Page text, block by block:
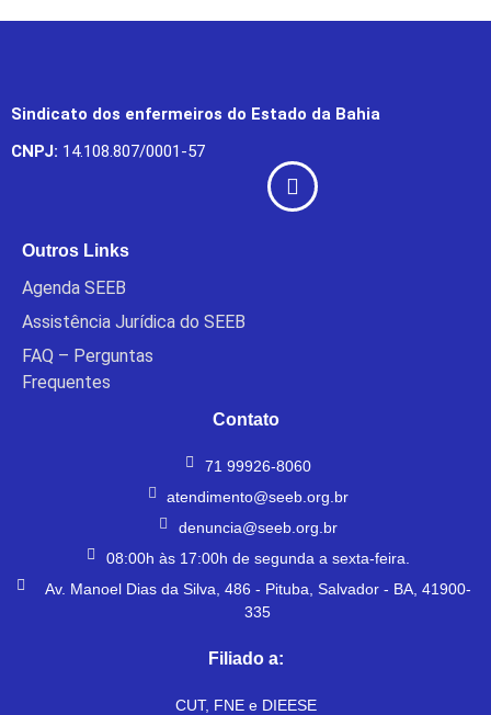
Sindicato dos enfermeiros do Estado da Bahia
CNPJ: 14.108.807/0001-57
Outros Links
Agenda SEEB
Assistência Jurídica do SEEB
FAQ – Perguntas
Frequentes
Contato
71 99926-8060
atendimento@seeb.org.br
denuncia@seeb.org.br
08:00h às 17:00h de segunda a sexta-feira.
Av. Manoel Dias da Silva, 486 - Pituba, Salvador - BA, 41900-
335
Filiado a:
CUT, FNE e DIEESE